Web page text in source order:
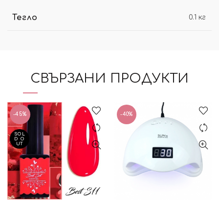
Тегло 0.1 кг
СВЪРЗАНИ ПРОДУКТИ
-45%
SOL
D O
UT
-40%